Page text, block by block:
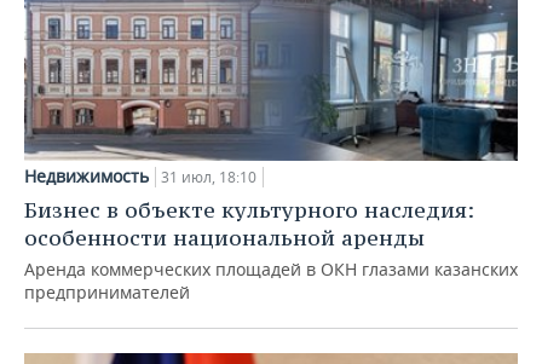
Недвижимость 31 июл, 18:10
Бизнес в объекте культурного наследия:
особенности национальной аренды
Аренда коммерческих площадей в ОКН глазами казанских
предпринимателей